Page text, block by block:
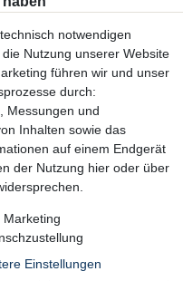
notwendigen
Nutzung unserer Website
führen wir und unser
durch:
Messungen und
Inhalten sowie das
auf einem Endgerät
der Nutzung hier oder über
Marketing
Einstellungen